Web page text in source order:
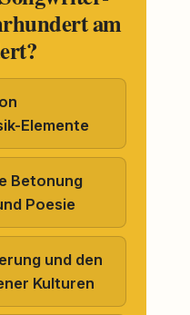
am
Elemente
Betonung
Poesie
und den
Kulturen